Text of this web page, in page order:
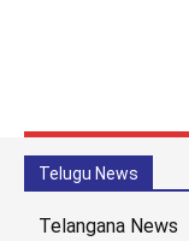
Telugu News
Telangana News